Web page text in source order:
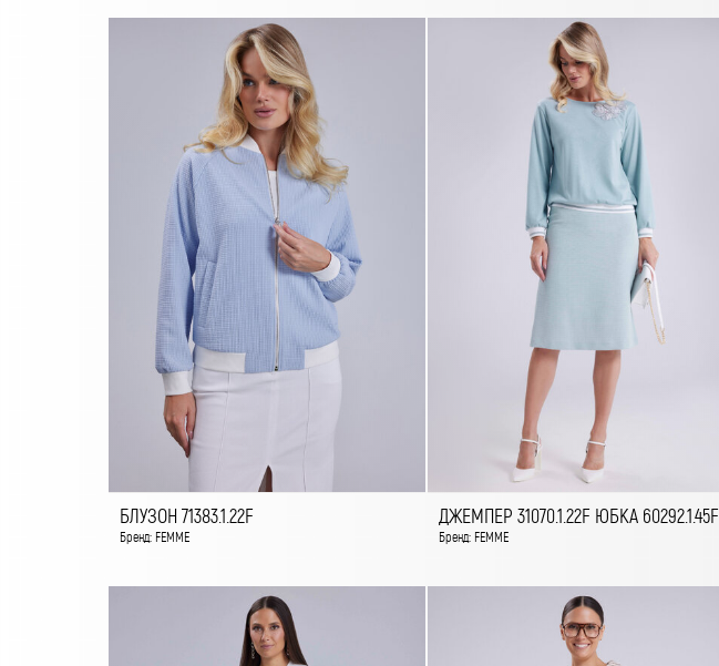
БЛУЗОН 71383.1.22F
Бренд: FEMME
ДЖЕМПЕР 31070.1.22F ЮБКА 60292.1.45F
Бренд: FEMME